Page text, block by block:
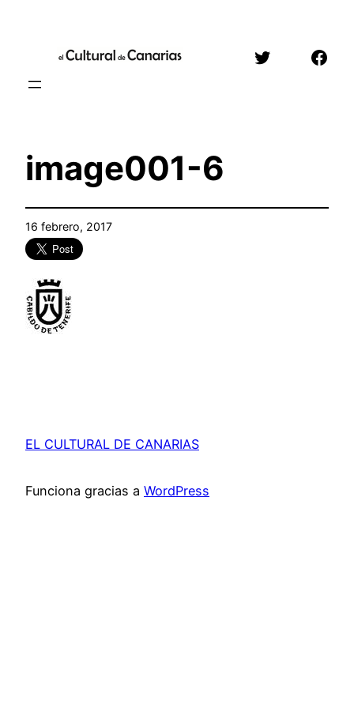
contenido
Twitter
image001-6
16 febrero, 2017
EL CULTURAL DE CANARIAS
Funciona gracias a WordPress